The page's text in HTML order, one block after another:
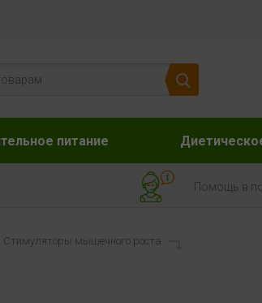
питание
Помощь в
Стимуляторы мышечного роста